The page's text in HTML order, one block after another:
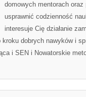
domowych mentorach
usprawnić codzienność
interesuje Cię działanie
dobrych nawyków i
i SEN i Nowatorskie